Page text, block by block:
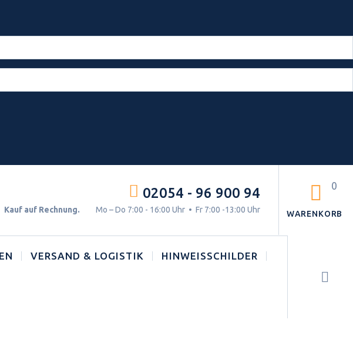
WARENKORB
0
02054 - 96 900 94
Kauf auf Rechnung. Mo – Do 7:00 - 16:00 Uhr • Fr 7:00 -13:00 Uhr
VERSAND & LOGISTIK HINWEISSCHILDER